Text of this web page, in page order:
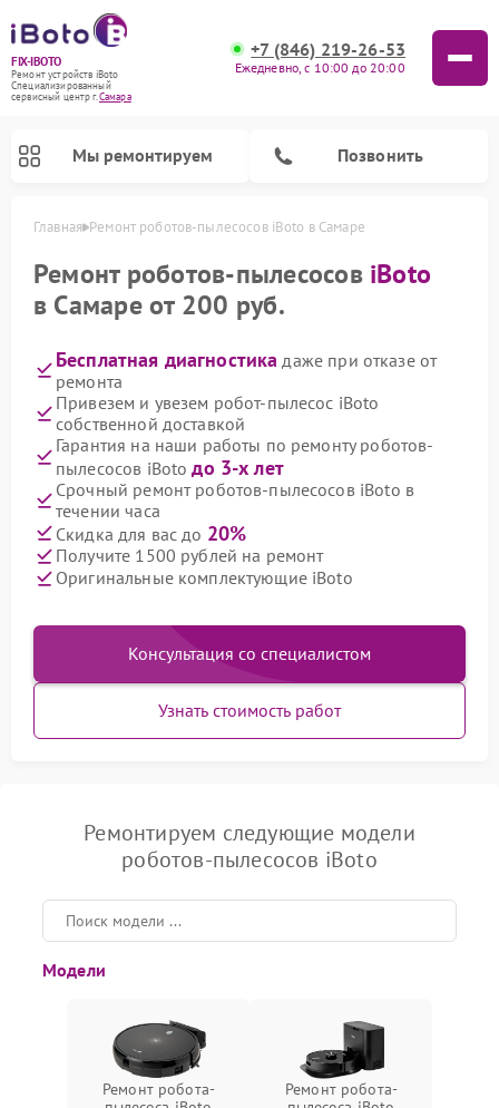
FIX-IBOTO
Ремонт устройств iBoto
Специализированный
cервисный центр г.Самара
+7 (846) 219-26-53
Ежедневно, с 10:00 до 20:00
Мы ремонтируем Позвонить
Главная Ремонт роботов-пылесосов iBoto в Самаре
Ремонт роботов-пылесосов iBoto
в Самаре от 200 руб.
Бесплатная диагностика даже при отказе от
ремонта
Привезем и увезем робот-пылесос iBoto
собственной доставкой
Гарантия на наши работы по ремонту роботов-
пылесосов iBotoдо 3-х лет
Срочный ремонт роботов-пылесосов iBoto в
течении часа
Скидка для вас до 20%
Получите 1500 рублей на ремонт
Оригинальные комплектующие iBoto
Консультация со специалистом
Узнать стоимость работ
Ремонтируем следующие модели
роботов-пылесосов iBoto
Модели
Ремонт робота-
Ремонт робота-